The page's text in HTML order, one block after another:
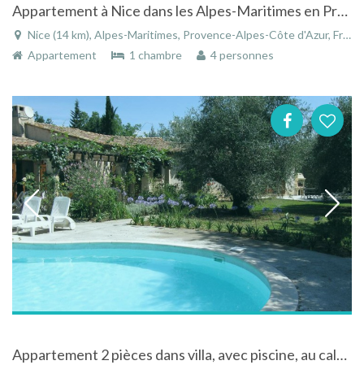
Appartement à Nice dans les Alpes-Maritimes en Provence-Alpes-Côte d'Azur dans un immeuble
Nice (14 km), Alpes-Maritimes, Provence-Alpes-Côte d'Azur, France
Appartement
1 chambre 4 personnes
Appartement 2 pièces dans villa, avec piscine, au calme entouré d'oliviers